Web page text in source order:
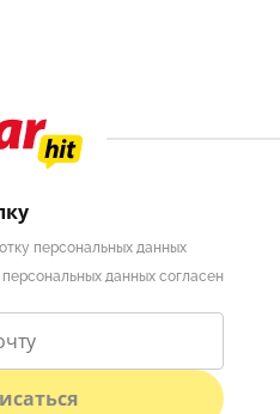
персональных данных
данных согласен